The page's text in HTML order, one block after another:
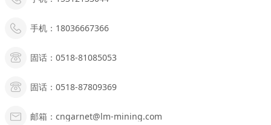
手机：18036667366
固话：0518-81085053
固话：0518-87809369
邮箱：cngarnet@lm-mining.com